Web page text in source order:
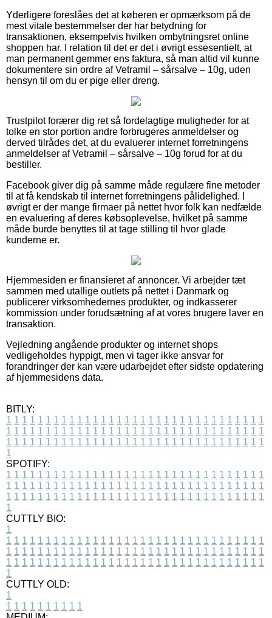
Yderligere foreslåes det at køberen er opmærksom på de
mest vitale bestemmelser der har betydning for
transaktionen, eksempelvis hvilken ombytningsret online
shoppen har. I relation til det er det i øvrigt essesentielt, at
man permanent gemmer ens faktura, så man altid vil kunne
dokumentere sin ordre af Vetramil – sårsalve – 10g, uden
hensyn til om du er pige eller dreng.
Trustpilot forærer dig ret så fordelagtige muligheder for at
tolke en stor portion andre forbrugeres anmeldelser og
derved tilrådes det, at du evaluerer internet forretningens
anmeldelser af Vetramil – sårsalve – 10g forud for at du
bestiller.
Facebook giver dig på samme måde regulære fine metoder
til at få kendskab til internet forretningens pålidelighed. I
øvrigt er der mange firmaer på nettet hvor folk kan nedfælde
en evaluering af deres købsoplevelse, hvilket på samme
måde burde benyttes til at tage stilling til hvor glade
kunderne er.
Hjemmesiden er finansieret af annoncer. Vi arbejder tæt
sammen med utallige outlets på nettet i Danmark og
publicerer virksomhedernes produkter, og indkasserer
kommission under forudsætning af at vores brugere laver en
transaktion.
Vejledning angående produkter og internet shops
vedligeholdes hyppigt, men vi tager ikke ansvar for
forandringer der kan være udarbejdet efter sidste opdatering
af hjemmesidens data.
BITLY:
1 1 1 1 1 1 1 1 1 1 1 1 1 1 1 1 1 1 1 1 1 1 1 1 1 1 1 1 1 1 1 1 1
1 1 1 1 1 1 1 1 1 1 1 1 1 1 1 1 1 1 1 1 1 1 1 1 1 1 1 1 1 1 1 1 1
1 1 1 1 1 1 1 1 1 1 1 1 1 1 1 1 1 1 1 1 1 1 1 1 1 1 1 1 1 1 1 1 1
1
SPOTIFY:
1 1 1 1 1 1 1 1 1 1 1 1 1 1 1 1 1 1 1 1 1 1 1 1 1 1 1 1 1 1 1 1 1
1 1 1 1 1 1 1 1 1 1 1 1 1 1 1 1 1 1 1 1 1 1 1 1 1 1 1 1 1 1 1 1 1
1 1 1 1 1 1 1 1 1 1 1 1 1 1 1 1 1 1 1 1 1 1 1 1 1 1 1 1 1 1 1 1 1
1
CUTTLY BIO:
1
1 1 1 1 1 1 1 1 1 1 1 1 1 1 1 1 1 1 1 1 1 1 1 1 1 1 1 1 1 1 1 1 1
1 1 1 1 1 1 1 1 1 1 1 1 1 1 1 1 1 1 1 1 1 1 1 1 1 1 1 1 1 1 1 1 1
1 1 1 1 1 1 1 1 1 1 1 1 1 1 1 1 1 1 1 1 1 1 1 1 1 1 1 1 1 1 1 1 1
1
CUTTLY OLD:
1
1 1 1 1 1 1 1 1 1 1